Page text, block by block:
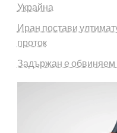
Украйна
Иран постави
проток
Задържан е обвиняем